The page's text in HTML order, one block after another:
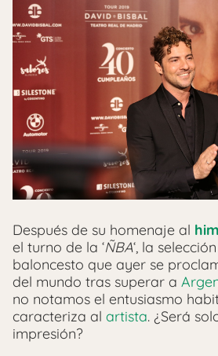
Después de su homenaje al
el turno de la ‘ÑBA‘, la
baloncesto que ayer se
del mundo tras superar a
no notamos el entusiasmo
caracteriza al artista. ¿Será
impresión?